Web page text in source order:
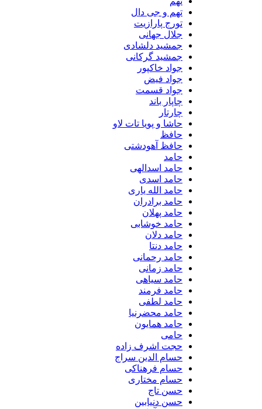
تهم و جی دال
تورج پارازیت
جلال جهانی
جمشید دلشادی
جمشید گرکانی
جواد خاکپور
جواد فیض
جواد قسمت
چاپار باند
چارتار
حاشا و پویا تات لاو
حافظ
حافظ آهودشتی
حامد
حامد اسدالهی
حامد اسدی
حامد الله یاری
حامد برادران
حامد پهلان
حامد خوشابی
حامد دلان
حامد دنتا
حامد رحمانی
حامد زمانی
حامد سیاهی
حامد فرمند
حامد لطفی
حامد محضرنیا
حامد همایون
حامی
حجت اشرف زاده
حسام الدین سراج
حسام فرهناکی
حسام مختاری
حسن تاج
حسن دنیابین